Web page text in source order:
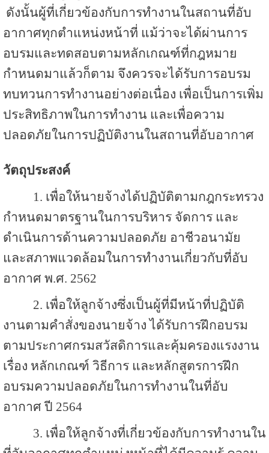
ดังนั้นผู้ที่เกี่ยวข้องกับการทำงานในสถานที่อับ
อากาศทุกตำแหน่งหน้าที่ แม้ว่าจะได้ผ่านการ
อบรมและทดสอบตามหลักเกณฑ์ที่กฎหมาย
กำหนดมาแล้วก็ตาม จึงควรจะได้รับการอบรม
ทบทวนการทำงานอย่างต่อเนื่อง เพื่อเป็นการเพิ่ม
ประสิทธิภาพในการทำงาน และเพื่อความ
ปลอดภัยในการปฏิบัติงานในสถานที่อับอากาศ
วัตถุประสงค์
1. เพื่อให้นายจ้างได้ปฏิบัติตามกฎกระทรวง
กำหนดมาตรฐานในการบริหาร จัดการ และ
ดำเนินการด้านความปลอดภัย อาชีวอนามัย
และสภาพแวดล้อมในการทำงานเกี่ยวกับที่อับ
อากาศ พ.ศ. 2562
2. เพื่อให้ลูกจ้างซึ่งเป็นผู้ที่มีหน้าที่ปฏิบัติ
งานตามคำสั่งของนายจ้าง ได้รับการฝึกอบรม
ตามประกาศกรมสวัสดิการและคุ้มครองแรงงาน
เรื่อง หลักเกณฑ์ วิธีการ และหลักสูตรการฝึก
อบรมความปลอดภัยในการทำงานในที่อับ
อากาศ ปี 2564
3. เพื่อให้ลูกจ้างที่เกี่ยวข้องกับการทำงานใน